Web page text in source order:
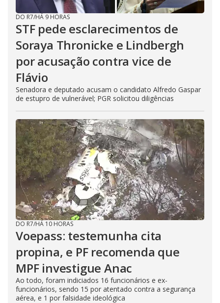
DO R7/HÁ 9 HORAS
STF pede esclarecimentos de
Soraya Thronicke e Lindbergh
por acusação contra vice de
Flávio
Senadora e deputado acusam o candidato Alfredo Gaspar
de estupro de vulnerável; PGR solicitou diligências
DO R7/HÁ 10 HORAS
Voepass: testemunha cita
propina, e PF recomenda que
MPF investigue Anac
Ao todo, foram indiciados 16 funcionários e ex-
funcionários, sendo 15 por atentado contra a segurança
aérea, e 1 por falsidade ideológica